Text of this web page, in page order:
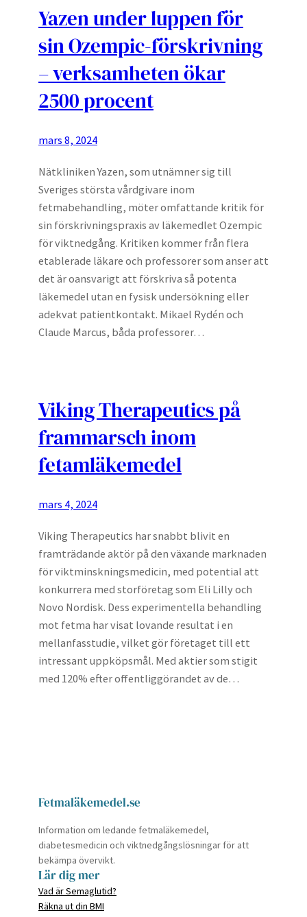
Yazen under luppen för
sin Ozempic-förskrivning
– verksamheten ökar
2500 procent
mars 8, 2024
Nätkliniken Yazen, som utnämner sig till
Sveriges största vårdgivare inom
fetmabehandling, möter omfattande kritik för
sin förskrivningspraxis av läkemedlet Ozempic
för viktnedgång. Kritiken kommer från flera
etablerade läkare och professorer som anser att
det är oansvarigt att förskriva så potenta
läkemedel utan en fysisk undersökning eller
adekvat patientkontakt. Mikael Rydén och
Claude Marcus, båda professorer…
Viking Therapeutics på
frammarsch inom
fetamläkemedel
mars 4, 2024
Viking Therapeutics har snabbt blivit en
framträdande aktör på den växande marknaden
för viktminskningsmedicin, med potential att
konkurrera med storföretag som Eli Lilly och
Novo Nordisk. Dess experimentella behandling
mot fetma har visat lovande resultat i en
mellanfasstudie, vilket gör företaget till ett
intressant uppköpsmål. Med aktier som stigit
med 120% efter offentliggörandet av de…
Fetmaläkemedel.se
Information om ledande fetmaläkemedel,
diabetesmedicin och viktnedgångslösningar för att
bekämpa övervikt.
Lär dig mer
Vad är Semaglutid?
Räkna ut din BMI